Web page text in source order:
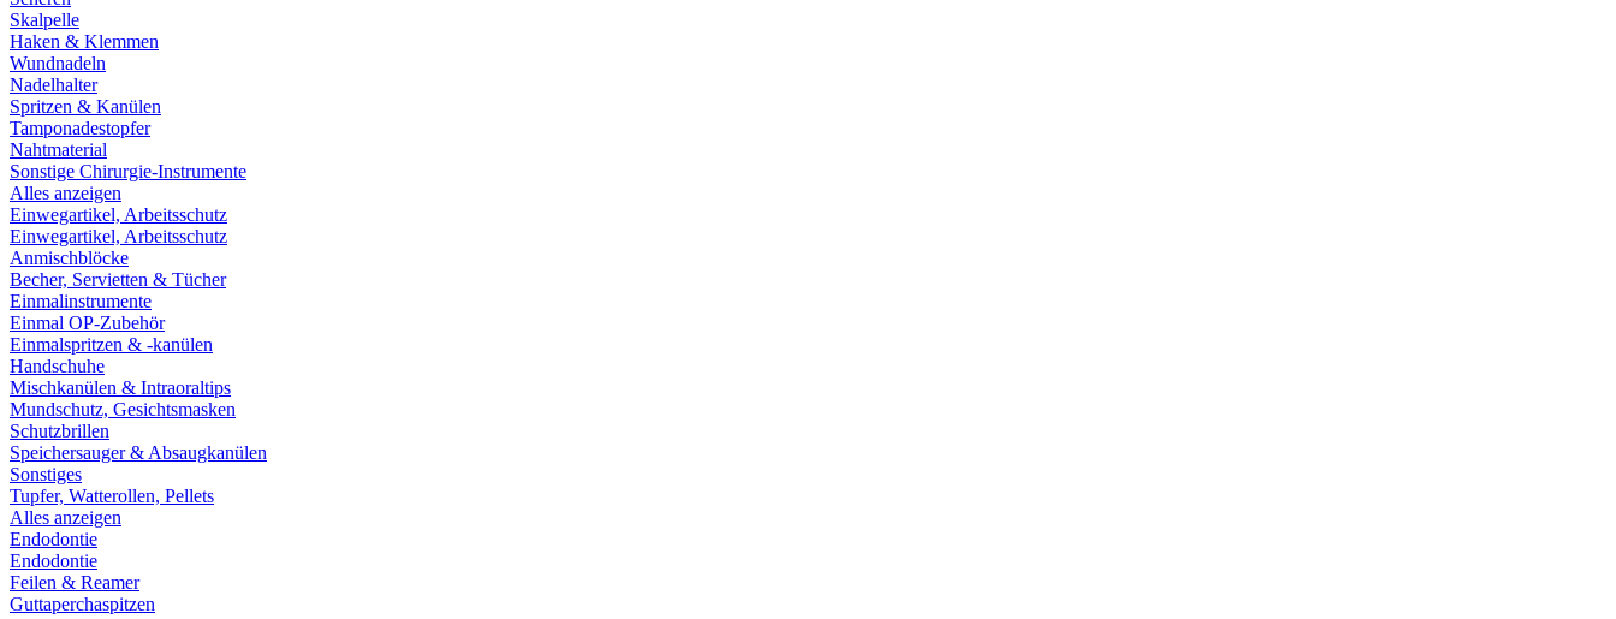
Skalpelle
Haken & Klemmen
Wundnadeln
Nadelhalter
Spritzen & Kanülen
Tamponadestopfer
Nahtmaterial
Sonstige Chirurgie-Instrumente
Alles anzeigen
Einwegartikel, Arbeitsschutz
Einwegartikel, Arbeitsschutz
Anmischblöcke
Becher, Servietten & Tücher
Einmalinstrumente
Einmal OP-Zubehör
Einmalspritzen & -kanülen
Handschuhe
Mischkanülen & Intraoraltips
Mundschutz, Gesichtsmasken
Schutzbrillen
Speichersauger & Absaugkanülen
Sonstiges
Tupfer, Watterollen, Pellets
Alles anzeigen
Endodontie
Endodontie
Feilen & Reamer
Guttaperchaspitzen